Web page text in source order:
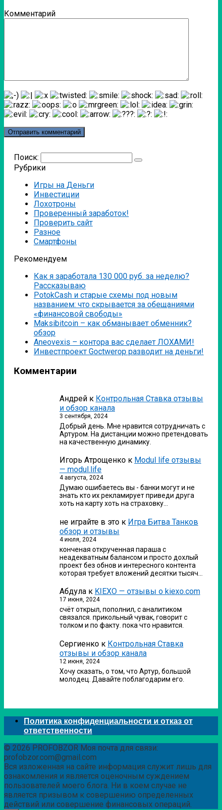
Комментарий
Поиск:
Рубрики
Игры на Деньги
Инвестиции
Лохотроны
Проверенный заработок!
Проверить сайт
Разное
Смартфоны
Рекомендуем
Как я заработала 130 000 руб. за неделю?
Рассказываю
PotokCash и старые схемы под новым
названием: что скрывается за обещаниями
«финансовой свободы»
Мaksibitcoin – как обманывает обменник?
обзор
Аneovexis – контора вас сделает ЛОХАМИ!
Инвестпроект Goctwerop разводит на деньги!
Комментарии
Андрей к Контрольная Ставка отзывы
и обзор канала
3 сентября, 2024
Добрый день. Мне нравится сотрудничать с
Артуром. На дистанции можно претендовать
на качественную динамику.
Игорь Атрощенко к Modul life отзывы
— modul.life
4 августа, 2024
Думаю ошибаетесь вы - банки могут и не
знать кто их рекламирует приведи друга
хоть на карту хоть на страховку…
не играйте в это к Игра Битва Танков
обзор и отзывы
4 июля, 2024
конченая открученная параша с
неадекватным балансом и просто дохлый
проект без обнов и интересного контента
которая требует вложений десятки тысяч…
Абдула к KIEXO — отзывы о kiexo.com
17 июня, 2024
счёт открыл, пополнил, с аналитиком
связался. прикольный чувак, говорит с
толком и по факту. пока что нравится.
Сергиенко к Контрольная Ставка
отзывы и обзор канала
12 июня, 2024
Хочу сказать, о том, что Артур, большой
молодец. Давайте поблагодарим его.
Политика конфиденциальности и отказ от
ответственности
© 2026 PROFOBZOR Моя почта для связи:
profobzor.com@gmail.com
Вся изложенная на сайте информация служит лишь для
ознакомления и является оценочным суждением
пользователей моего блога. Ни в коем случае не
является призывом к совершению определенных
действий или совершение финансовых операций.